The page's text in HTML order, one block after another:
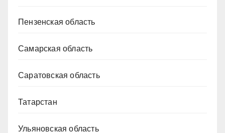
Пензенская область
Самарская область
Саратовская область
Татарстан
Ульяновская область